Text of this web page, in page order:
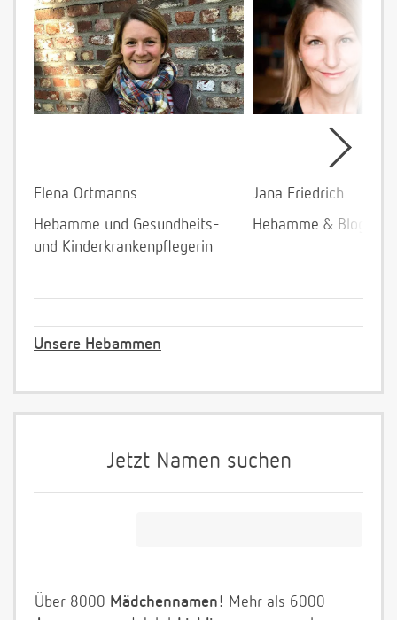
Elena Ortmanns
Hebamme und Gesundheits-
und Kinderkrankenpflegerin
Jana Friedrich
Hebamme &
Unsere Hebammen
Jetzt Namen suchen
Über 8000 Mädchennamen! Mehr als 6000